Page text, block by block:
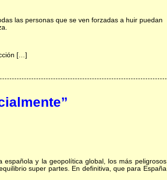
las personas que se ven forzadas a huir puedan
[…]
y la geopolítica global, los más peligrosos
super partes. En definitiva, que para España